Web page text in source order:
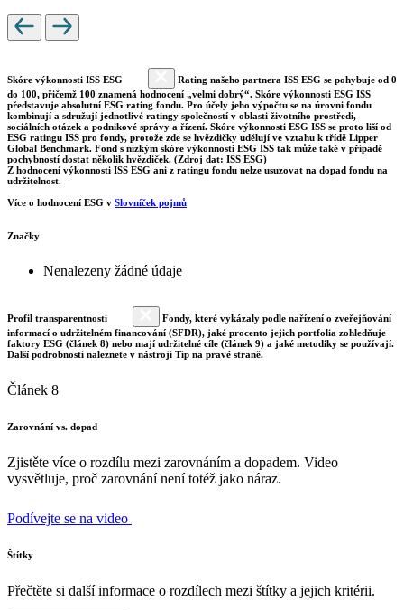
Skóre výkonnosti ISS ESG
Rating našeho partnera ISS ESG se pohybuje od 0
do 100, přičemž 100 znamená hodnocení „velmi dobrý“. Skóre výkonnosti ESG ISS
představuje absolutní ESG rating fondu. Pro účely jeho výpočtu se na úrovni fondu
kombinují a sdružují jednotlivé ratingy společností v oblasti životního prostředí,
sociálních otázek a podnikové správy a řízení. Skóre výkonnosti ESG ISS se proto liší od
ESG ratingu ISS pro fondy, protože zde se hvězdičky udělují ve vztahu k třídě Lipper
Global Benchmark. Fond s nízkým skóre výkonnosti ESG ISS tak může také v případě
pochybností dostat několik hvězdiček. (Zdroj dat: ISS ESG)
Z hodnocení výkonnosti ISS ESG ani z ratingu fondu nelze usuzovat na dopad fondu na
udržitelnost.
Více o hodnocení ESG v Slovníček pojmů
Značky
Nenalezeny žádné údaje
Profil transparentnosti
Fondy, které vykázaly podle nařízení o zveřejňování
informací o udržitelném financování (SFDR), jaké procento jejich portfolia zohledňuje
faktory ESG (článek 8) nebo mají udržitelné cíle (článek 9) a jaké metodiky se používají.
Další podrobnosti naleznete v nástroji Tip na pravé straně.
Článek 8
Zarovnání vs. dopad
Zjistěte více o rozdílu mezi zarovnáním a dopadem. Video
vysvětluje, proč zarovnání není totéž jako náraz.
Podívejte se na video
Štítky
Přečtěte si další informace o rozdílech mezi štítky a jejich kritérii.